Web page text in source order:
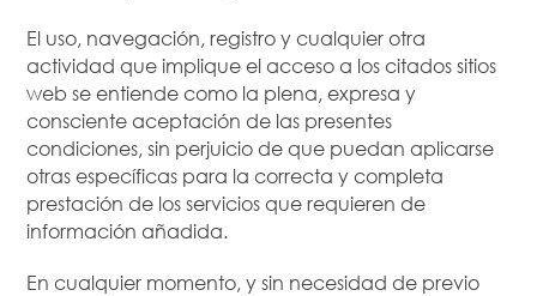
El uso, navegación, registro y cualquier otra
actividad que implique el acceso a los citados sitios
web se entiende como la plena, expresa y
consciente aceptación de las presentes
condiciones, sin perjuicio de que puedan aplicarse
otras específicas para la correcta y completa
prestación de los servicios que requieren de
información añadida.
En cualquier momento, y sin necesidad de previo